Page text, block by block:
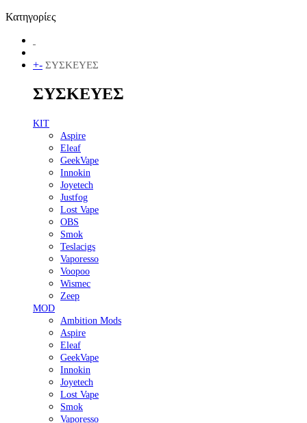
Κατηγορίες
+- ΣΥΣΚΕΥΕΣ
ΣΥΣΚΕΥΕΣ
KIT
Aspire
Eleaf
GeekVape
Innokin
Joyetech
Justfog
Lost Vape
OBS
Smok
Teslacigs
Vaporesso
Voopoo
Wismec
Zeep
MOD
Ambition Mods
Aspire
Eleaf
GeekVape
Innokin
Joyetech
Lost Vape
Smok
Vaporesso